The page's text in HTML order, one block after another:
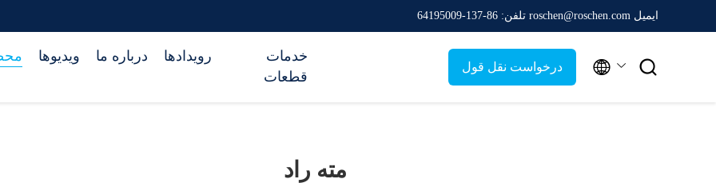
ایمیل roschen@roschen.com تلفن: 86-137-64195009
ویدیوها درباره ما رویدادها
خدمات
قطعات
درخواست نقل قول  
مته راد